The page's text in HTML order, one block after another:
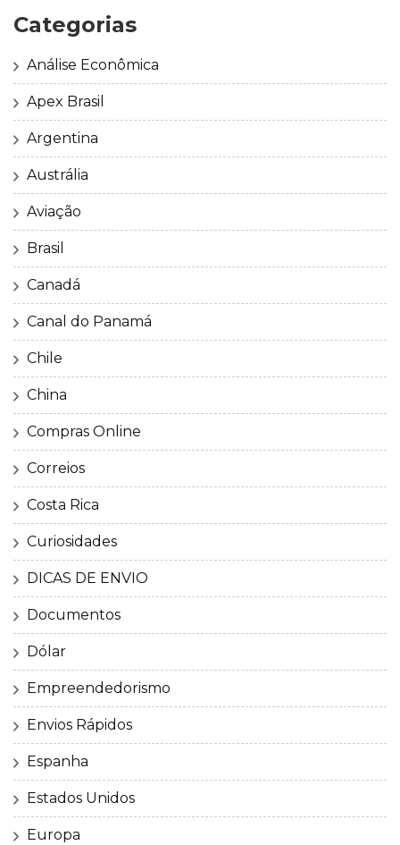
Categorias
Análise Econômica
Apex Brasil
Argentina
Austrália
Aviação
Brasil
Canadá
Canal do Panamá
Chile
China
Compras Online
Correios
Costa Rica
Curiosidades
DICAS DE ENVIO
Documentos
Dólar
Empreendedorismo
Envios Rápidos
Espanha
Estados Unidos
Europa